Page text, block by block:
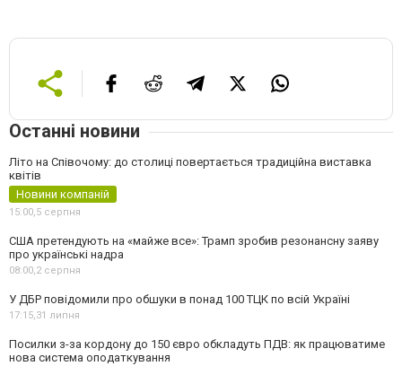
Останні новини
Літо на Співочому: до столиці повертається традиційна виставка
квітів
Новини компаній
15:00, 5 серпня
США претендують на «майже все»: Трамп зробив резонансну заяву
про українські надра
08:00, 2 серпня
У ДБР повідомили про обшуки в понад 100 ТЦК по всій Україні
17:15, 31 липня
Посилки з-за кордону до 150 євро обкладуть ПДВ: як працюватиме
нова система оподаткування